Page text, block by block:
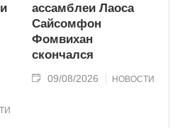
ассамблеи Лаоса
Сайсомфон
Фомвихан
скончался
09/08/2026 НОВОСТИ